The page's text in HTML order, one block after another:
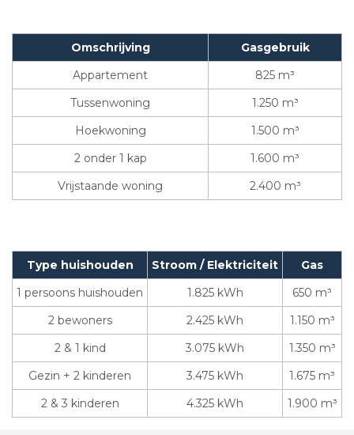
Omschrijving
Gasgebruik
Appartement
825 m³
Tussenwoning
1.250 m³
Hoekwoning
1.500 m³
2 onder 1 kap
1.600 m³
Vrijstaande woning
2.400 m³
Type huishouden Stroom / Elektriciteit
Gas
1 persoons huishouden
1.825 kWh
650 m³
2 bewoners
2.425 kWh
1.150 m³
2 & 1 kind
3.075 kWh
1.350 m³
Gezin + 2 kinderen
3.475 kWh
1.675 m³
2 & 3 kinderen
4.325 kWh 1.900 m³